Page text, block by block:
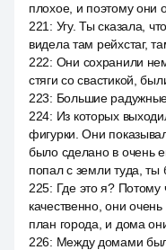
плохое, и поэтому они
221 : Угу. Ты сказала,
видела там рейхстаг,
222: Они сохранили
стяги со свастикой,
223: Большие
224: Из которых
фигурки. Они
было сделано в очень
попал с земли туда, ты
225: Где это я? Потому
качественно, они
план города, и дома
226: Между домами